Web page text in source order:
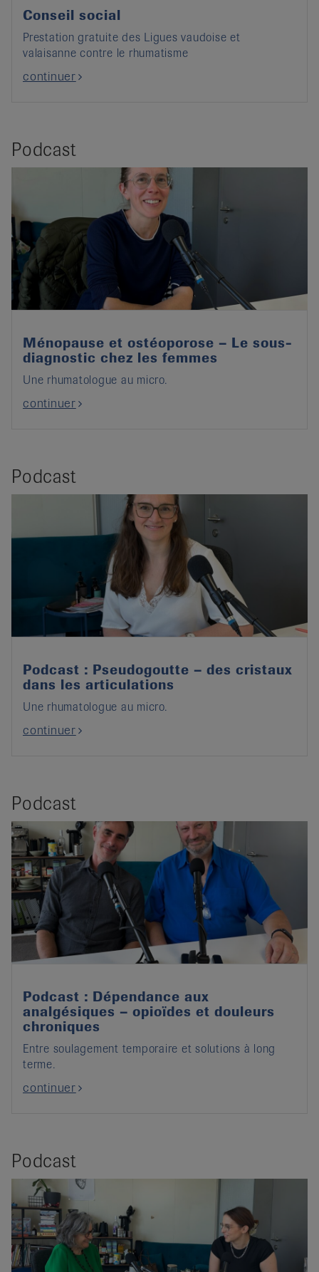
Conseil social
Prestation gratuite des Ligues vaudoise et
valaisanne contre le rhumatisme
continuer
Podcast
Ménopause et ostéoporose – Le sous-
diagnostic chez les femmes
Une rhumatologue au micro.
continuer
Podcast
Podcast : Pseudogoutte – des cristaux
dans les articulations
Une rhumatologue au micro.
continuer
Podcast
Podcast : Dépendance aux
analgésiques – opioïdes et douleurs
chroniques
Entre soulagement temporaire et solutions à long
terme.
continuer
Podcast